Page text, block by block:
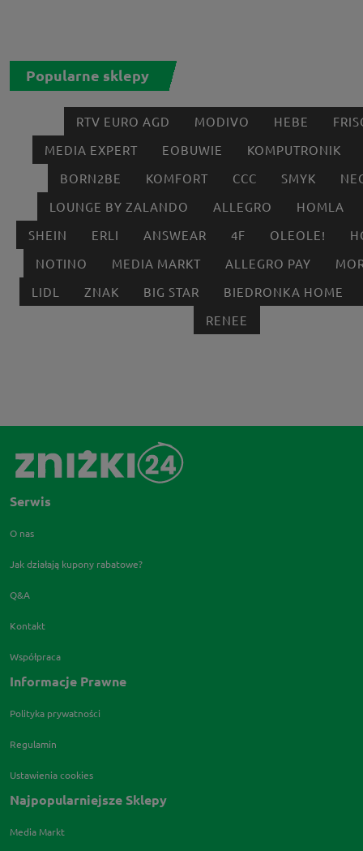
Popularne sklepy
RTV EURO AGD MODIVO HEBE
MEDIA EXPERT
EOBUWIE
KOMPUTRONIK
BORN2BE
KOMFORT CCC SMYK
LOUNGE BY ZALANDO
ALLEGRO
HOMLA
SHEIN
ERLI ANSWEAR 4F OLEOLE!
NOTINO
MEDIA MARKT ALLEGRO PAY
LIDL
ZNAK BIG STAR
BIEDRONKA HOME
RENEE
Serwis
O nas
Jak działają kupony rabatowe?
Q&A
Kontakt
Współpraca
Informacje Prawne
Polityka prywatności
Regulamin
Ustawienia cookies
Najpopularniejsze Sklepy
Media Markt